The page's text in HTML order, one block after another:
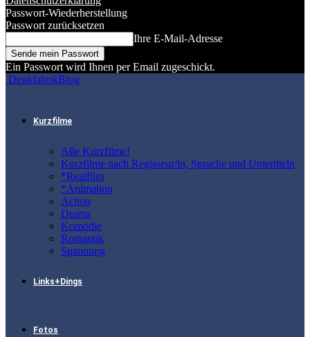
Passwort-Wiederherstellung
Passwort zurücksetzen
Ihre E-Mail-Adresse
Ein Passwort wird Ihnen per Email zugeschickt.
DenkfabrikBlog
Kurzfilme
Alle Kurzfilme!
Kurzfilme nach Regisseur/in, Sprache und Untertiteln
*Realfilm
*Animation
Action
Drama
Komödie
Romantik
Spannung
Links+Dings
Fotos